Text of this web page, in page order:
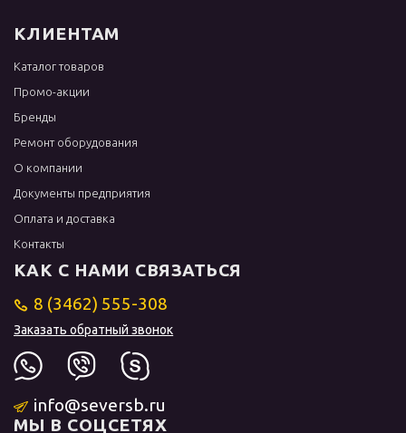
КЛИЕНТАМ
Каталог товаров
Промо-акции
Бренды
Ремонт оборудования
О компании
Документы предприятия
Оплата и доставка
Контакты
КАК С НАМИ СВЯЗАТЬСЯ
8 (3462) 555-308
Заказать обратный звонок
info@seversb.ru
МЫ В СОЦСЕТЯХ